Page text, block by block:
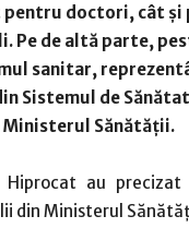
doctori, cât şi
Pe de altă parte,
sanitar,
Sistemul de
Sănătăţii.
Hiprocat au
din Ministerul